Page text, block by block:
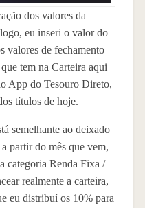
dos valores da
eu inseri o valor do
valores de fechamento
tem na Carteira aqui
App do Tesouro Direto,
títulos de hoje.
semelhante ao deixado
partir do mês que vem,
categoria Renda Fixa /
realmente a carteira,
eu distribuí os 10% para